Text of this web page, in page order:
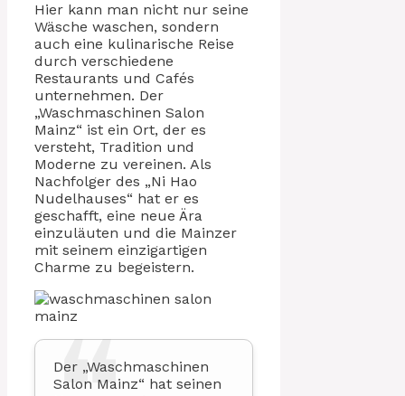
Hier kann man nicht nur seine
Wäsche waschen, sondern
auch eine kulinarische Reise
durch verschiedene
Restaurants und Cafés
unternehmen. Der
„Waschmaschinen Salon
Mainz“ ist ein Ort, der es
versteht, Tradition und
Moderne zu vereinen. Als
Nachfolger des „Ni Hao
Nudelhauses“ hat er es
geschafft, eine neue Ära
einzuläuten und die Mainzer
mit seinem einzigartigen
Charme zu begeistern.
Der „Waschmaschinen
Salon Mainz“ hat seinen